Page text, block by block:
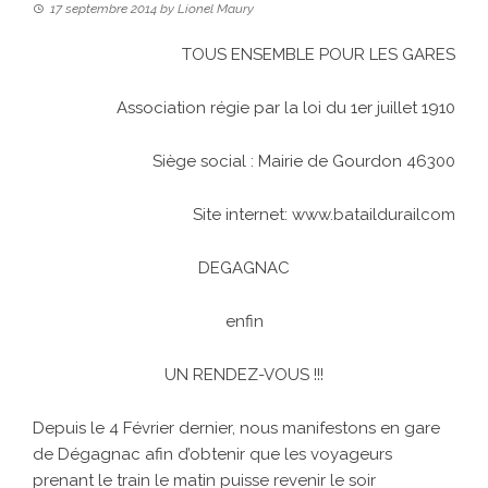
17 septembre 2014 by Lionel Maury
TOUS ENSEMBLE POUR LES GARES
Association régie par la loi du 1er juillet 1910
Siège social : Mairie de Gourdon 46300
Site internet: www.bataildurailcom
DEGAGNAC
enfin
UN RENDEZ-VOUS !!!
Depuis le 4 Février dernier, nous manifestons en gare
de Dégagnac afin d’obtenir que les voyageurs
prenant le train le matin puisse revenir le soir